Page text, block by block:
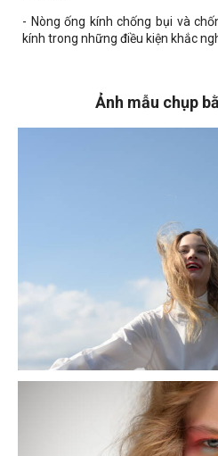
- Nòng ống kính chống bụi và
kính trong những điều kiện khắc
Ảnh mẫu chụp